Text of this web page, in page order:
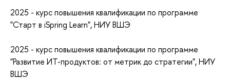
2025 - курс повышения квалификации по программе
"Старт в iSpring Learn", НИУ ВШЭ
2025 - курс повышения квалификации по программе
"Развитие ИТ-продуктов: от метрик до стратегии", НИУ
ВШЭ